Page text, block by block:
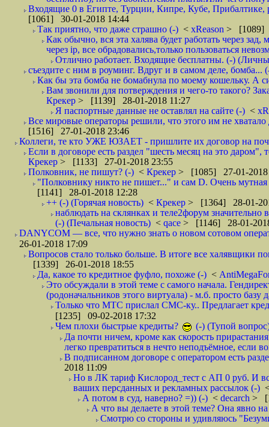
Входящие 0 в Египте, Турции, Кипре, Кубе,
[1061] 30-01-2018 14:44
Так приятно, что даже страшно (-) < xReason > [1089]
Как обычно, вся эта халява будет работать через
через ip, все обрадовались,только пользоваться
Отлично работает. Входящие бесплатны. (-)
съездите с ним в роуминг. Вдруг и в самом деле, бомба...
Как бы эта бомба не бомабнула по моему кошельку. А
Вам звонили для потверждения и чего-то такого?
Крекер > [1139] 28-01-2018 11:27
Я паспортные данные не оставлял на сайте (-) <
Все мировые операторы решили, что этого им не
[1516] 27-01-2018 23:46
Коллеги, те кто УЖЕ ЮЗАЕТ - пришлите их договор на
Если в договоре есть раздел "шесть месяц на это даром",
Крекер > [1133] 27-01-2018 23:55
Полковник, не пишут? (-) < Крекер > [1085] 27-01-2018
"Полковнику никто не пишет..." и сам D. Очень
[1141] 28-01-2018 12:28
++ (-) (Горячая новость) < Крекер > [1364] 28-01-
наблюдать на склянках и теле2форум
(-) (Печальная новость) < qace > [1146] 28-01-
DANYCOM — все, что нужно знать о новом сотовом
26-01-2018 17:09
Вопросов стало только больше. В итоге все халявщики
[1339] 26-01-2018 18:55
Да, какое то кредитное фуфло, похоже (-) <
Это обсуждали в этой теме с самого начала.
(родоначальников этого виртуала) - м.б. просто
Только что МТС прислал СМС-ку.. Предлагает
[1235] 09-02-2018 17:32
Чем плохи быстрые кредиты?
(-) (Тупой
Да почти ничем, кроме как скорость
легко превратиться в нечто неподъёмное, если
В подписанном договоре с оператором есть
2018 11:09
Но в ЛК тариф Кислород_тест с АП 0 руб. И
ваших персданных и рекламных рассылок (-)
А потом в суд, наверно? =)) (-) < decarch >
А что вы делаете в этой теме? Она явно
Смотрю со стороны и удивляюсь